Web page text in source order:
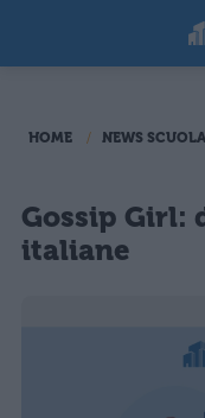
HOME NEWS
Gossip Girl:
italiane